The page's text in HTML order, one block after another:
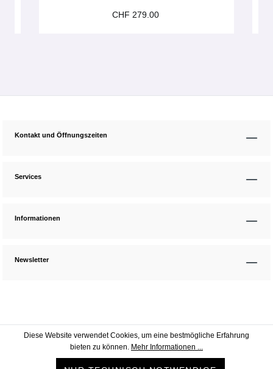
CHF 279.00
Kontakt und Öffnungszeiten
Services
Informationen
Newsletter
Diese Website verwendet Cookies, um eine bestmögliche Erfahrung
bieten zu können. Mehr Informationen ...